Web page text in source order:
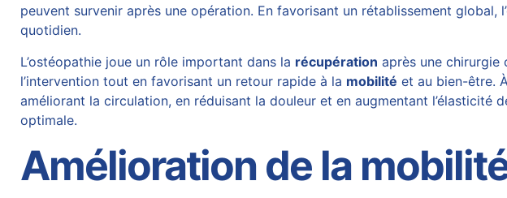
peuvent survenir après une opération. En favorisant un rétablissement
quotidien.
L’ostéopathie joue un rôle important dans la récupération après une chirurgie
l’intervention tout en favorisant un retour rapide à la mobilité et au bien-être.
améliorant la circulation, en réduisant la douleur et en augmentant
optimale.
Amélioration de la